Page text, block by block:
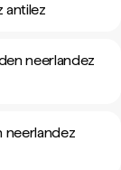
antilez
neerlandez
neerlandez